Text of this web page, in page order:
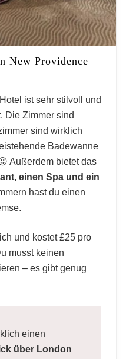
New Providence
ist sehr stilvoll und
Die Zimmer sind
sind wirklich
Badewanne
Außerdem bietet das
einen Spa und ein
hast du einen
und kostet £25 pro
musst keinen
– es gibt genug
einen
über London